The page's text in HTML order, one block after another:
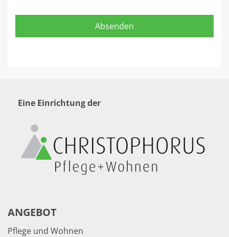
Eine Einrichtung der
ANGEBOT
Pflege und Wohnen